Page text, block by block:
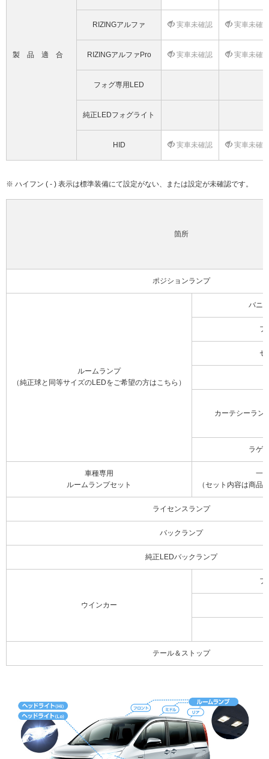
製品適合
RIZINGアルファ 実車未確認 実車未確
RIZINGアルファPro 実車未確認 実車未確
フォグ専用LED
純正LEDフォグライト
HID 実車未確認 実車未確
※ ハイフン ( - ) 表示は標準装備にて設定がない、または設定が未確認です。
箇所
ポジションランプ
ルームランプ
（純正球と同等サイズのLEDをご希望の方はこちら）
バニ
フ
セ
カーテシーラン
ラゲ
車種専用
ルームランプセット
一
（セット内容は商品
ライセンスランプ
バックランプ
純正LEDバックランプ
ウインカー
フ
テール＆ストップ